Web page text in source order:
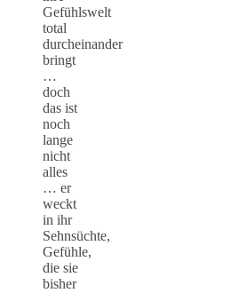
Gefühlswelt
total
durcheinander
bringt
…
doch
das ist
noch
lange
nicht
alles
… er
weckt
in ihr
Sehnsüchte,
Gefühle,
die sie
bisher